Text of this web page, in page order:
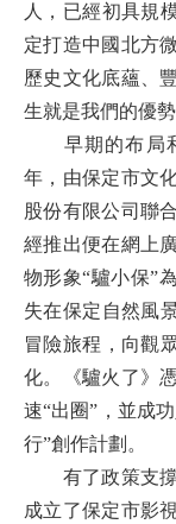
人，已經初具規
定打造中國北方
歷史文化底蘊、
生就是我們的優
早期的布局和
年，由保定市文
股份有限公司聯
經推出便在網上
物形象“驢小保”
失在保定自然風
冒險旅程，向觀
化。《驢火了》
速“出圈”，並成
行”創作計劃。
有了政策支撐
成立了保定市影